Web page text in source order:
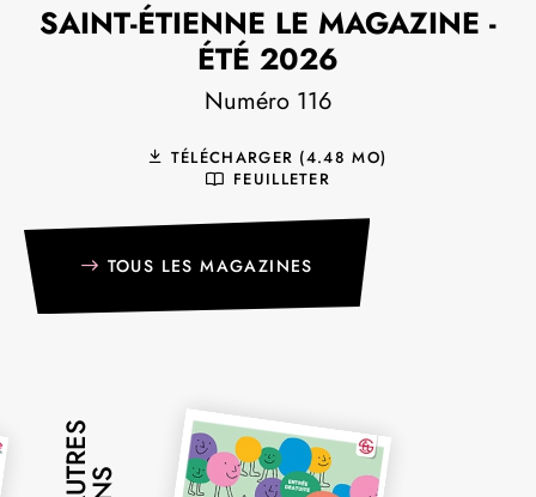
SAINT-ÉTIENNE LE MAGAZINE -
ÉTÉ 2026
Numéro 116
TÉLÉCHARGER (4.48 MO)
FEUILLETER
TOUS LES MAGAZINES
AUTRES